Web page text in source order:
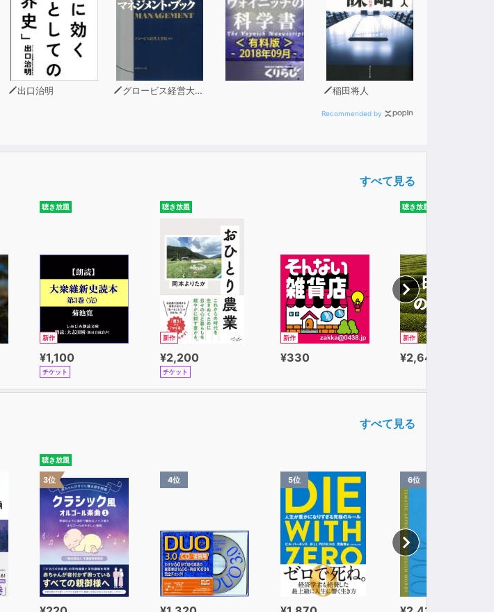
多元主義」を各国が編み出し、階級を越える国民の妥協と結束をもたらしたと指
名残だ。しかし1970年代頃から「オーバークラス」が「上からの反革命」を起こ
「新しい階級闘争」の解決のためには、同様に中間団体の再生やその間の調整の
と説く。そのためにはグローバル化に一定の歯止めをかけるしかなく、無理なら
る。
しい階級闘争の戦場
ュリスト有権者を悪者扱いする管理者エリートの手口
自由主義的改革
に向けて
世界を
せる方法
り、民主的多元主義の再生を促す書（施光恒）
出口治明 グロービス経営大学院 稲田将人
Recommended by
すべて見る
聴き放題
新作
¥1,100
チケット
聴き放題
新作
¥2,200
チケット
新作
¥330
聴き放題
新作
¥2,640
すべて見る
聴き放題
3位 4位 5位 6位